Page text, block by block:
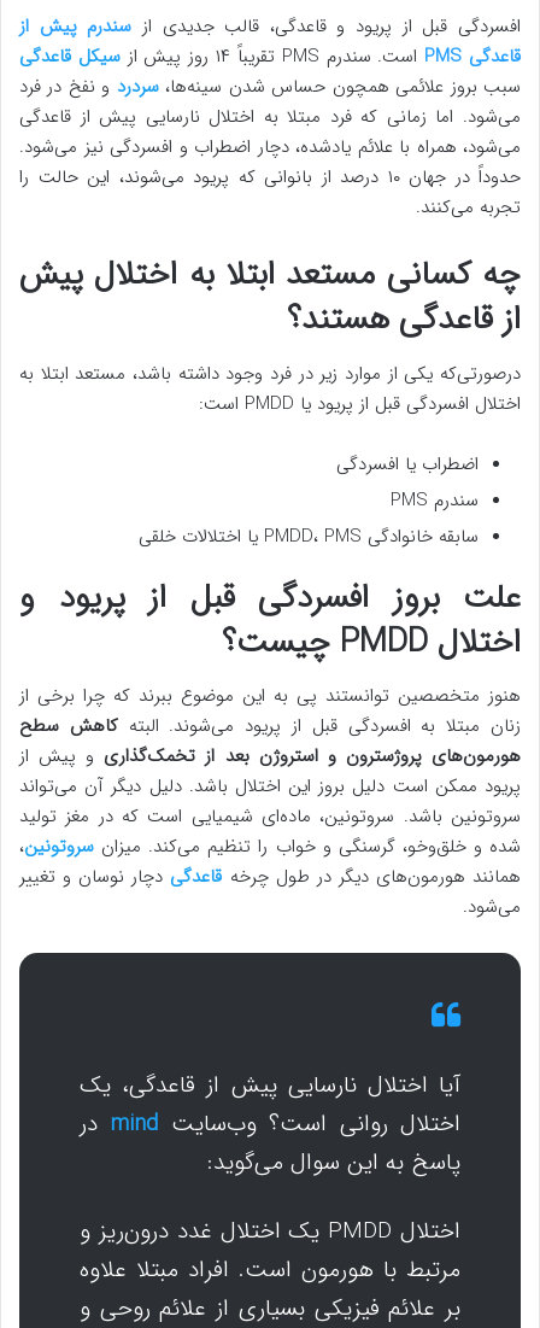
افسردگی قبل از پریود و قاعدگی، قالب جدیدی از سندرم پیش از
قاعدگی PMS
است. سندرم PMS تقریباً ۱۴ روز پیش از
سیکل قاعدگی
سبب بروز علائمی همچون حساس شدن سینه‌ها،سردرد و نفخ در فرد
می‌شود. اما زمانی که فرد مبتلا به اختلال نارسایی پیش از قاعدگی
می‌شود، همراه با علائم یادشده، دچار اضطراب و افسردگی نیز می‌شود.
حدوداً در جهان ۱۰ درصد از بانوانی که پریود می‌شوند، این حالت را
تجربه می‌کنند.
چه کسانی مستعد ابتلا به اختلال پیش
از قاعدگی هستند؟
درصورتی‌که یکی از موارد زیر در فرد وجود داشته باشد، مستعد ابتلا به
اختلال افسردگی قبل از پریود یا PMDD است:
اضطراب یا افسردگی
سندرم PMS
سابقه خانوادگی PMDD، PMS یا اختلالات خلقی
علت بروز افسردگی قبل از پریود و
اختلال PMDD چیست؟
هنوز متخصصین توانستند پی به این موضوع ببرند که چرا برخی از
زنان مبتلا به افسردگی قبل از پریود می‌شوند. البتهکاهش سطح
هورمون‌های پروژسترون و استروژن بعد از تخمک‌گذاری و پیش از
پریود ممکن است دلیل بروز این اختلال باشد. دلیل دیگر آن می‌تواند
سروتونین باشد. سروتونین، ماده‌ای شیمیایی است که در مغز تولید
شده و خلق‌وخو، گرسنگی و خواب را تنظیم می‌کند. میزان سروتونین،
همانند هورمون‌های دیگر در طول چرخه قاعدگی دچار نوسان و تغییر
می‌شود.
آیا اختلال نارسایی پیش از قاعدگی، یک
اختلال روانی است؟ وب‌سایت mind در
پاسخ به این سوال می‌گوید:
اختلال PMDD یک اختلال غدد درون‌ریز و
مرتبط با هورمون است. افراد مبتلا علاوه
بر علائم فیزیکی بسیاری از علائم روحی و